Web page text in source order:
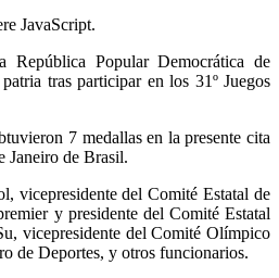
JavaScript.
República Popular Democrática de
tras participar en los 31º Juegos
7 medallas en la presente cita
Janeiro de Brasil.
vicepresidente del Comité Estatal de
y presidente del Comité Estatal
vicepresidente del Comité Olímpico
de Deportes, y otros funcionarios.